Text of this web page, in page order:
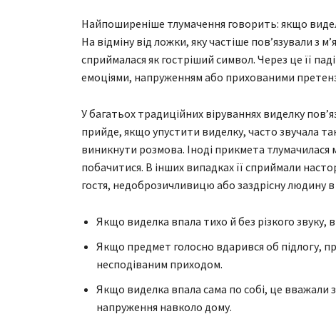
Найпоширеніше тлумачення говорить: якщо
На відміну від ложки, яку частіше пов’язували
сприймалася як гостріший символ. Через це її
емоціями, напруженням або прихованими
У багатьох традиційних віруваннях виделку
прийде, якщо упустити виделку, часто звучала
виникнути розмова. Іноді прикмета тлумачилася
побачитися. В інших випадках її сприймали
гостя, недоброзичливицю або заздрісну людину в
Якщо виделка впала тихо й без різкого звуку,
Якщо предмет голосно вдарився об підлогу,
несподіваним приходом.
Якщо виделка впала сама по собі, це вважали
напруження навколо дому.